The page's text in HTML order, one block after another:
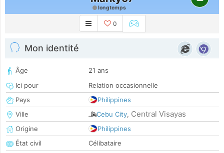
longtemps
0
Mon identité
Âge
21 ans
Ici pour
Relation occasionnelle
Pays
Philippines
Ville
Cebu City, Central Visayas
Origine
Philippines
État civil
Célibataire